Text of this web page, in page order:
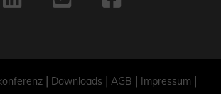
| Downloads | AGB | Impressum |